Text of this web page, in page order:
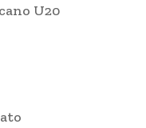
U20